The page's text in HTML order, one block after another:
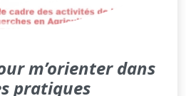
m’orienter dans
pratiques